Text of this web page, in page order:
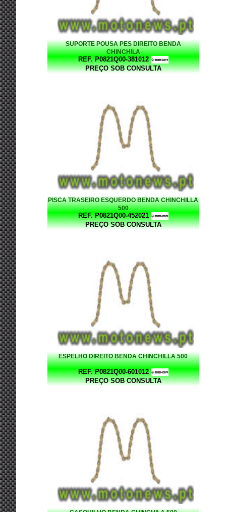
SUPORTE POUSA PES DIREITO BENDA
CHINCHILA
REF. P0821Q00-381012
PREÇO SOB CONSULTA
PISCA TRASEIRO ESQUERDO BENDA CHINCHILLA
500
REF. P0821Q00-452021
PREÇO SOB CONSULTA
ESPELHO DIREITO BENDA CHINCHILLA 500
REF. P0821Q00-601012
PREÇO SOB CONSULTA